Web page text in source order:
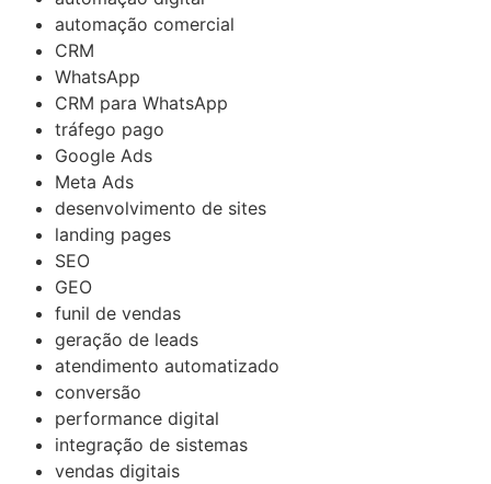
automação comercial
CRM
WhatsApp
CRM para WhatsApp
tráfego pago
Google Ads
Meta Ads
desenvolvimento de sites
landing pages
SEO
GEO
funil de vendas
geração de leads
atendimento automatizado
conversão
performance digital
integração de sistemas
vendas digitais